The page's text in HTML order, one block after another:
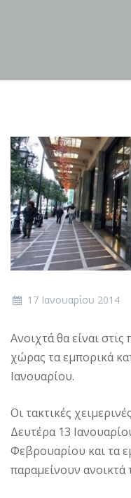
17 Ιανουαρίου 2014
Ανοιχτά θα είναι
χώρας τα εμπορικά
Ιανουαρίου.
Οι τακτικές
Δευτέρα 13
Φεβρουαρίου και τα
παραμείνουν ανοικτά